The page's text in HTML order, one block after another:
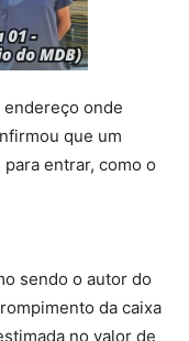
onde
que um
entrar, como o
sendo o autor do
da caixa
no valor de